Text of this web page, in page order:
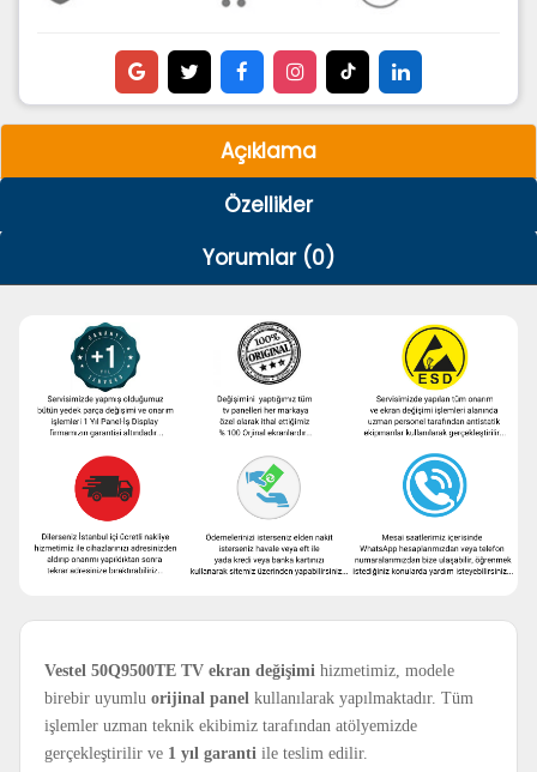
Açıklama
Özellikler
Yorumlar (0)
Vestel 50Q9500TE TV ekran değişimi hizmetimiz, modele
birebir uyumlu orijinal panel kullanılarak yapılmaktadır. Tüm
işlemler uzman teknik ekibimiz tarafından atölyemizde
gerçekleştirilir ve 1 yıl garanti ile teslim edilir.